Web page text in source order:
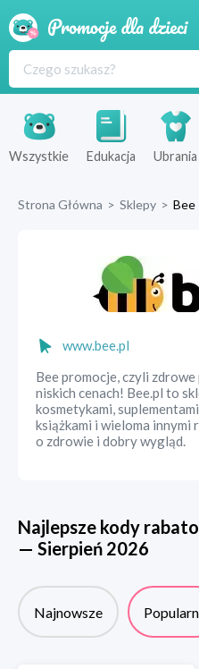
Wszystkie Edukacja Ubrania
Strona Główna > Sklepy > Bee
www.bee.pl
Bee promocje, czyli
niskich cenach! Bee.pl to
kosmetykami,
książkami i wieloma innymi
o zdrowie i dobry wygląd.
Najlepsze kody
— Sierpień 2026
Najnowsze